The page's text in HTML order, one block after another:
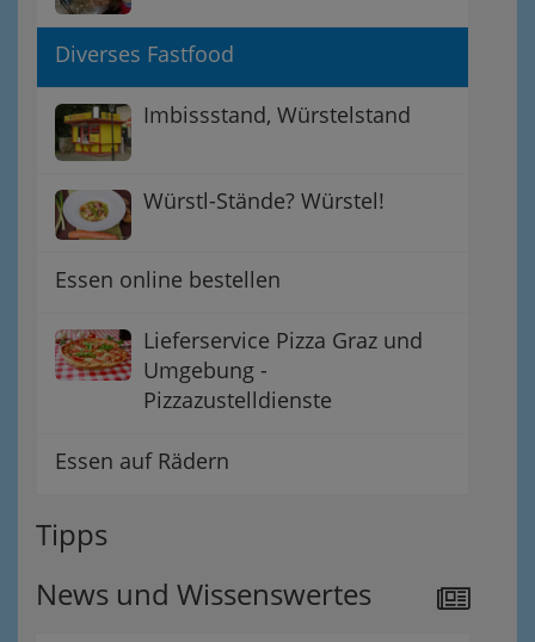
Diverses Fastfood
Imbissstand, Würstelstand
Würstl-Stände? Würstel!
Essen online bestellen
Lieferservice Pizza Graz und
Umgebung -
Pizzazustelldienste
Essen auf Rädern
Tipps
News und Wissenswertes